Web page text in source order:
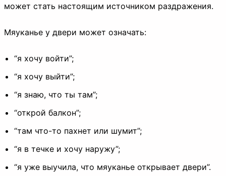
может стать настоящим источником раздражения.
Мяуканье у двери может означать:
“я хочу войти”;
“я хочу выйти”;
“я знаю, что ты там”;
“открой балкон”;
“там что-то пахнет или шумит”;
“я в течке и хочу наружу”;
“я уже выучила, что мяуканье открывает двери”.